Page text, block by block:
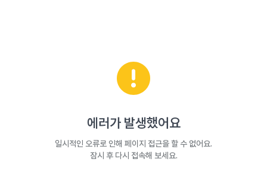
에러가 발생했어요
일시적인 오류로 인해 페이지 접근을 할 수 없어요.
잠시 후 다시 접속해 보세요.